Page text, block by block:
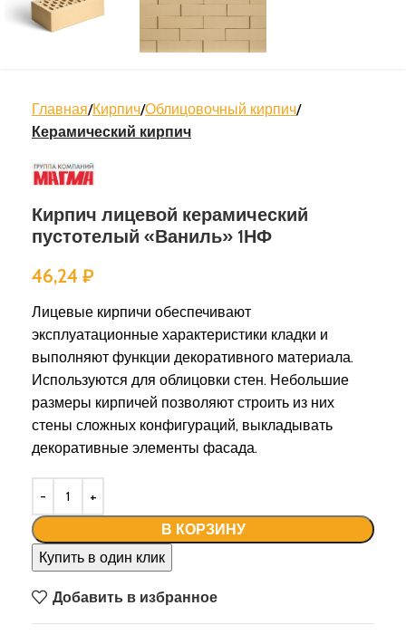
Главная Кирпич Облицовочный кирпич
Керамический кирпич
Кирпич лицевой керамический
пустотелый «Ваниль» 1НФ
46,24 ₽
Лицевые кирпичи обеспечивают
эксплуатационные характеристики кладки и
выполняют функции декоративного материала.
Используются для облицовки стен. Небольшие
размеры кирпичей позволяют строить из них
стены сложных конфигураций, выкладывать
декоративные элементы фасада.
В КОРЗИНУ
Купить в один клик
Добавить в избранное